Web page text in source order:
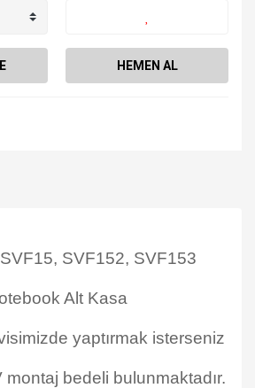
HEMEN AL
SVF152, SVF153
Alt Kasa
yaptırmak isterseniz
montaj bedeli bulunmaktadır.